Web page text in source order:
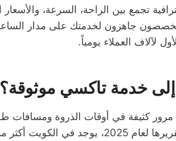
تجمع بين الراحة، السرعة، والأسعار
جاهزون لخدمتك على مدار
لآلاف العملاء يومياً.
إلى خدمة تاكسي موثوقة؟
كثيفة في أوقات الذروة ومسافات
الكويت أكثر من